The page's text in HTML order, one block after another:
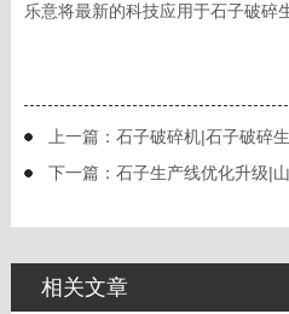
乐意将最新的科技应用于石子破碎
上一篇： 石子破碎机|石子破碎
下一篇： 石子生产线优化升级|
相关文章